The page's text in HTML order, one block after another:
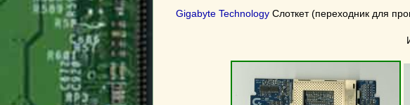
Gigabyte Technology Слоткет (переходник для